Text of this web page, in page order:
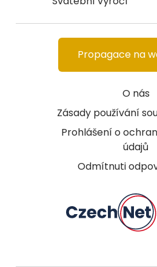
O nás
Zásady používání
Prohlášení o
údajů
Odmítnuti
Propagace na